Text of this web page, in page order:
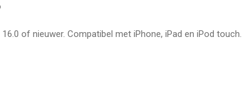
of nieuwer. Compatibel met iPhone, iPad en iPod touch.